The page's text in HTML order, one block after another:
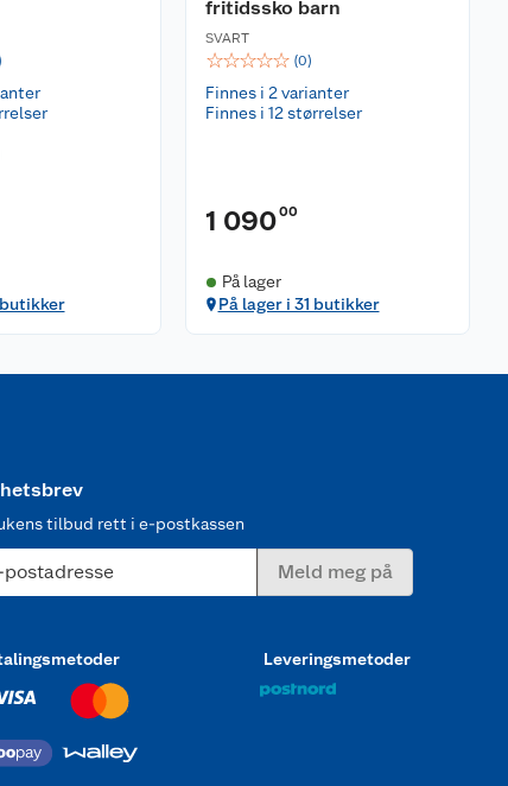
fritidssko barn
SVART
☆☆☆☆☆ (0)
Finnes i 2 varianter
Finnes i 12 størrelser
1 09000
På lager
På lager i 31 butikker
tilbud rett i e-postkassen
postadresse Meld meg på
Leveringsmetoder